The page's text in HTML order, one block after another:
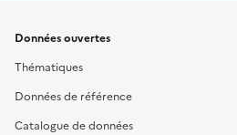
Données ouvertes
Thématiques
Données de référence
Catalogue de données